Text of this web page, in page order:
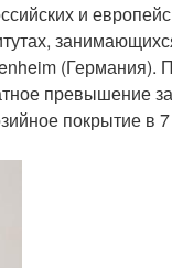
и
(Германия).
превышение
покрытие в